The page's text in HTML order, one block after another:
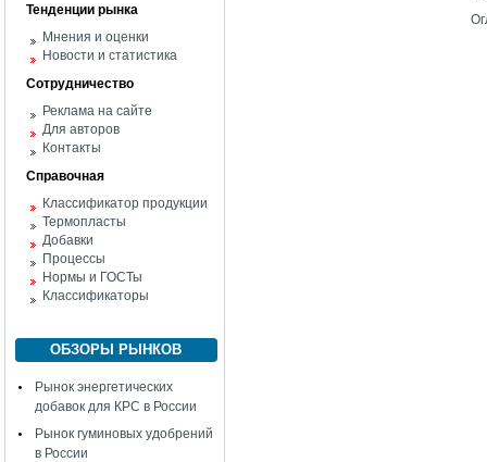
Тенденции рынка
Мнения и оценки
Новости и статистика
Сотрудничество
Реклама на сайте
Для авторов
Контакты
Справочная
Классификатор продукции
Термопласты
Добавки
Процессы
Нормы и ГОСТы
Классификаторы
ОБЗОРЫ РЫНКОВ
Рынок энергетических
добавок для КРС в России
Рынок гуминовых удобрений
в России